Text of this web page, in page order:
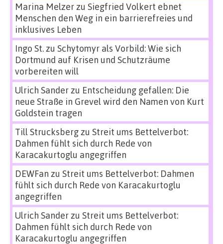
Marina Melzerzu Siegfried Volkert ebnet
Menschen den Weg in ein barrierefreies und
inklusives Leben
Ingo St.zu Schytomyr als Vorbild: Wie sich
Dortmund auf Krisen und Schutzräume
vorbereiten will
Ulrich Sanderzu Entscheidung gefallen: Die
neue Straße in Grevel wird den Namen von Kurt
Goldstein tragen
Till Strucksbergzu Streit ums Bettelverbot:
Dahmen fühlt sich durch Rede von
Karacakurtoglu angegriffen
DEWFan zu Streit ums Bettelverbot: Dahmen
fühlt sich durch Rede von Karacakurtoglu
angegriffen
Ulrich Sanderzu Streit ums Bettelverbot:
Dahmen fühlt sich durch Rede von
Karacakurtoglu angegriffen